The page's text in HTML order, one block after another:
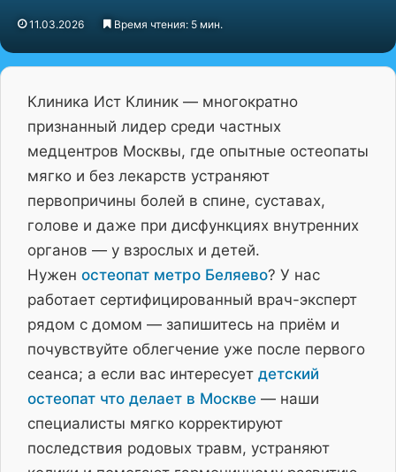
11.03.2026 Время чтения: 5 мин.
Клиника Ист Клиник — многократно
признанный лидер среди частных
медцентров Москвы, где опытные остеопаты
мягко и без лекарств устраняют
первопричины болей в спине, суставах,
голове и даже при дисфункциях внутренних
органов — у взрослых и детей.
Нужен остеопат метро Беляево? У нас
работает сертифицированный врач-эксперт
рядом с домом — запишитесь на приём и
почувствуйте облегчение уже после первого
сеанса; а если вас интересует детский
остеопат что делает в Москве — наши
специалисты мягко корректируют
последствия родовых травм, устраняют